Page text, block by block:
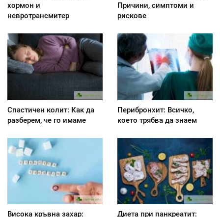
хормон и
невротрансмитер
Причини, симптоми и
рискове
Спастичен колит: Как да
разберем, че го имаме
Перибронхит: Всичко,
което трябва да знаем
Висока кръвна захар: Диета при панкреатит: